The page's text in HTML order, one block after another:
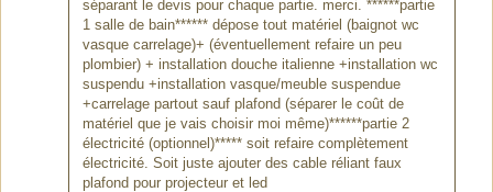
séparant le devis pour chaque partie. merci. ******partie
1 salle de bain****** dépose tout matériel (baignot wc
vasque carrelage)+ (éventuellement refaire un peu
plombier) + installation douche italienne +installation wc
suspendu +installation vasque/meuble suspendue
+carrelage partout sauf plafond (séparer le coût de
matériel que je vais choisir moi même)******partie 2
électricité (optionnel)***** soit refaire complètement
électricité. Soit juste ajouter des cable réliant faux
plafond pour projecteur et led